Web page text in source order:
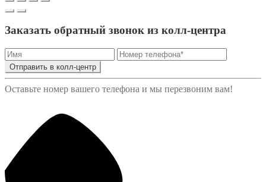
Заказать обратный звонок из колл-центра
Отправить в колл-центр
Оставьте номер вашего телефона и мы перезвоним вам!